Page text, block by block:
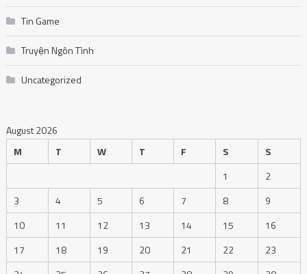
Tin Game
Truyện Ngôn Tình
Uncategorized
August 2026
M
T W T F S
S
1
2
3
4 5 6 7 8
9
10
11 12 13 14 15
16
17
18 19 20 21 22
23